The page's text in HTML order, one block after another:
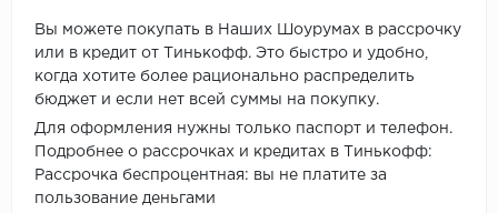
Вы можете покупать в Наших Шоурумах в рассрочку
или в кредит от Тинькофф. Это быстро и удобно,
когда хотите более рационально распределить
бюджет и если нет всей суммы на покупку.
Для оформления нужны только паспорт и телефон.
Подробнее о рассрочках и кредитах в Тинькофф:
Рассрочка беспроцентная: вы не платите за
пользование деньгами